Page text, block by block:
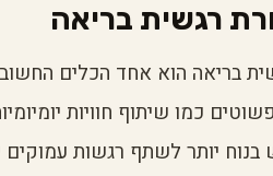
רגשית בריאה
בריאה הוא אחד הכלים
כמו שיתוף חוויות
בנוח יותר לשתף רגשות